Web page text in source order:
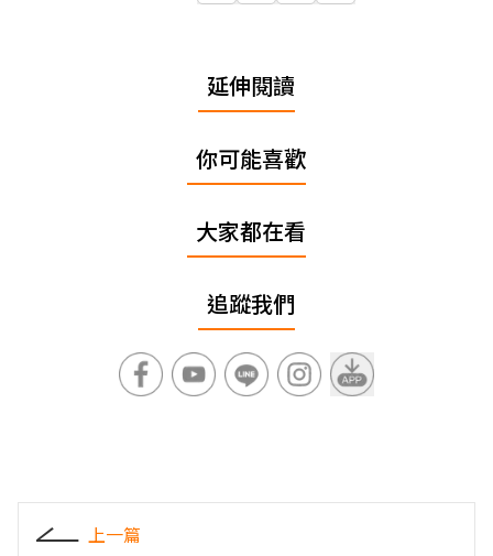
延伸閱讀
你可能喜歡
大家都在看
追蹤我們
上一篇